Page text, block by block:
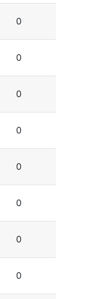
0
0
0
0
0
0
0
0